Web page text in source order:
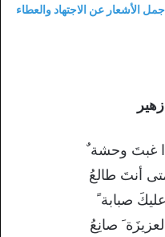
الأشعار عن الاجتهاد والعطاء
غبتَ وحشة
أنتَ طالعُ
صبابة
صانِعُ